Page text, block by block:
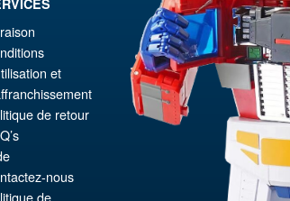
et
de retour
nous